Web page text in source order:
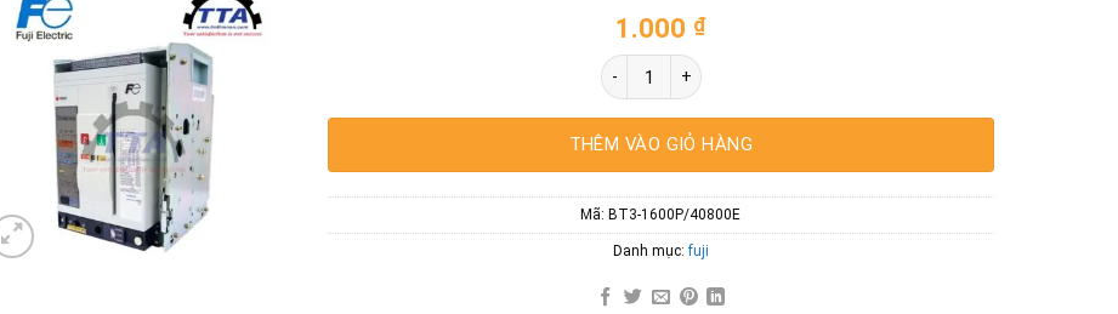
1.000 ₫
Máy cắt ACB Fuji BT3-1600P/40800E 4P 800A 65kA số lượng
THÊM VÀO GIỎ HÀNG
Mã:BT3-1600P/40800E
Danh mục:fuji